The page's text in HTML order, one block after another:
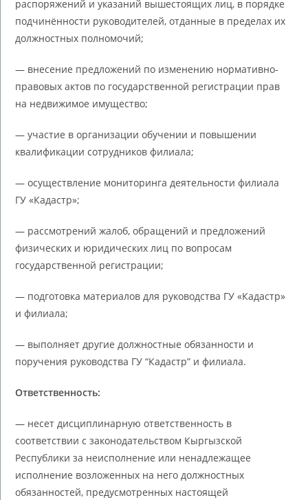
распоряжений и указаний вышестоящих лиц, в порядке
подчинённости руководителей, отданные в пределах их
должностных полномочий;
— внесение предложений по изменению нормативно-
правовых актов по государственной регистрации прав
на недвижимое имущество;
— участие в организации обучении и повышении
квалификации сотрудников филиала;
— осуществление мониторинга деятельности филиала
ГУ «Кадастр»;
— рассмотрений жалоб, обращений и предложений
физических и юридических лиц по вопросам
государственной регистрации;
— подготовка материалов для руководства ГУ «Кадастр»
и филиала;
— выполняет другие должностные обязанности и
поручения руководства ГУ “Кадастр” и филиала.
Ответственность:
— несет дисциплинарную ответственность в
соответствии с законодательством Кыргызской
Республики за неисполнение или ненадлежащее
исполнение возложенных на него должностных
обязанностей, предусмотренных настоящей